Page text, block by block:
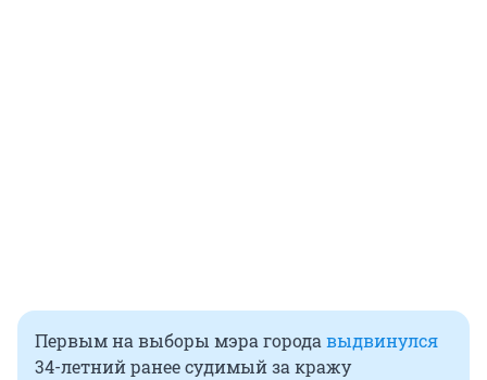
Первым на выборы мэра города выдвинулся
34-летний ранее судимый за кражу